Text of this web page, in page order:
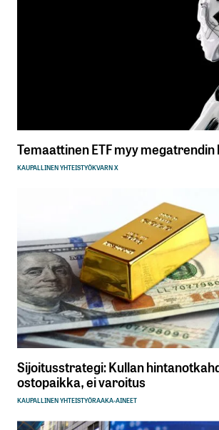
Temaattinen ETF myy
KAUPALLINEN YHTEISTYÖKVARN X
Sijoitusstrategi: Kullan
ostopaikka, ei varoitus
KAUPALLINEN YHTEISTYÖRAAKA-AINEET